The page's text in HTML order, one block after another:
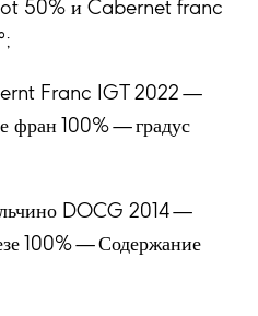
50% и Cabernet franc
Franc IGT 2022 —
фран 100% — градус
DOCG 2014 —
100% — Содержание